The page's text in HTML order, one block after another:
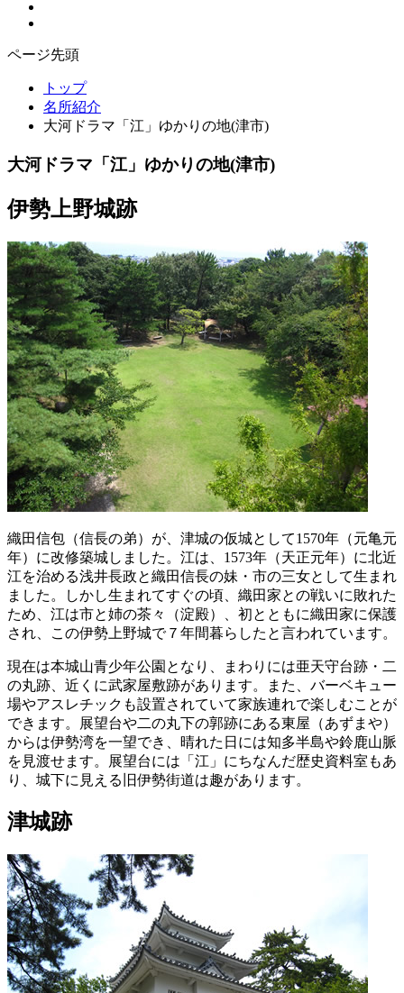
ページ先頭
トップ
名所紹介
大河ドラマ「江」ゆかりの地(津市)
大河ドラマ「江」ゆかりの地(津市)
伊勢上野城跡
織田信包（信長の弟）が、津城の仮城として1570年（元亀元
年）に改修築城しました。江は、1573年（天正元年）に北近
江を治める浅井長政と織田信長の妹・市の三女として生まれ
ました。しかし生まれてすぐの頃、織田家との戦いに敗れた
ため、江は市と姉の茶々（淀殿）、初とともに織田家に保護
され、この伊勢上野城で７年間暮らしたと言われています。
現在は本城山青少年公園となり、まわりには亜天守台跡・二
の丸跡、近くに武家屋敷跡があります。また、バーベキュー
場やアスレチックも設置されていて家族連れで楽しむことが
できます。展望台や二の丸下の郭跡にある東屋（あずまや）
からは伊勢湾を一望でき、晴れた日には知多半島や鈴鹿山脈
を見渡せます。展望台には「江」にちなんだ歴史資料室もあ
り、城下に見える旧伊勢街道は趣があります。
津城跡